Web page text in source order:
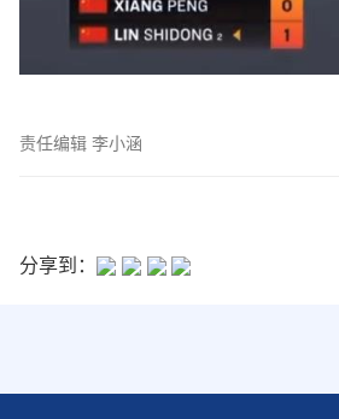
责任编辑 李小涵
分享到：